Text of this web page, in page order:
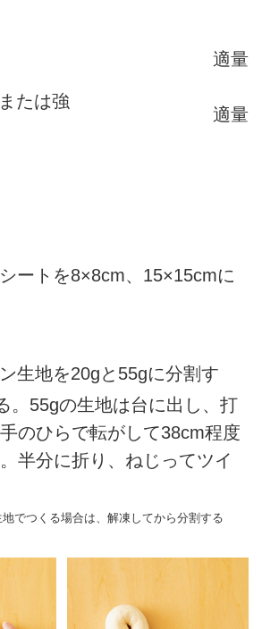
適量
たは強
適量
ートを8×8cm、15×15cmに
生地を20gと55gに分割す
。55gの生地は台に出し、打
のひらで転がして38cm程度
半分に折り、ねじってツイ
でつくる場合は、解凍してから分割する